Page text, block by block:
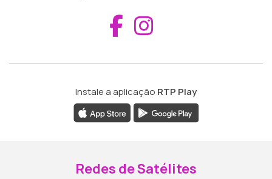
Aceder ao
Instale a aplicação RTP Play
Redes de Satélites